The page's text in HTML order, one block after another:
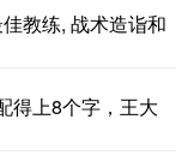
教练, 战术造诣和
得上8个字，王大